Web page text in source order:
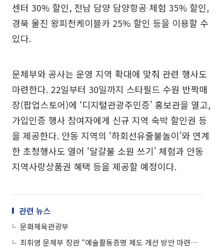
센터 30% 할인, 전남 담양 담양항공 체험 35% 할인,
경북 울진 왕피천케이블카 25% 할인 등을 이용할 수
있다.
문체부와 공사는 운영 지역 확대에 맞춰 관련 행사도
마련한다. 22일부터 30일까지 스타필드 수원 반짝매
장(팝업스토어)에 ‘디지털관광주민증’ 홍보관을 열고,
가입인증 행사 참여자에게 신규 지역 숙박 할인권 등
을 제공한다. 안동 지역의 ‘하회선유줄불놀이’와 연계
한 초청행사도 열어 ‘달걀불 소원 쓰기’ 체험과 안동
지역사랑상품권 혜택 등을 제공할 예정이다.
관련 뉴스
문화체육관광부
최휘영 문체부 장관 “예술활동증명 제도 개선 방안 마련할 것”